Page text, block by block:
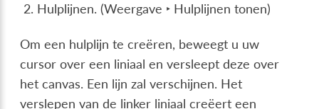
Hulplijnen. (Weergave ‣ Hulplijnen tonen)
Om een hulplijn te creëren, beweegt u uw
cursor over een liniaal en versleept deze over
het canvas. Een lijn zal verschijnen. Het
verslepen van de linker liniaal creëert een